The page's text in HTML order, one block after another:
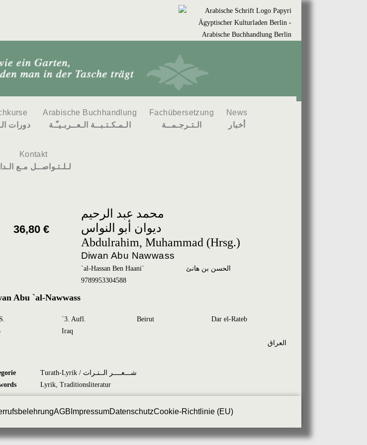
دورات
Arabische Buchhandlung
الـمـكـتـبــة الـعــربـيـّـة
Fachübersetzung
الـتـرجـمــة
News
أخبار
Kontakt
لـلـتـواصــل مـع
36,80 €
محمد عبد الرحيم
ديوان أبو النواس
Abdulrahim, Muhammad (Hrsg.)
Diwan Abu Nawwass
`al-Hassan Ben Haani`
الحسن بن هانئ
9789953304588
Abu `al-Nawwass
`3. Aufl. Beirut
Dar el-Rateb
Iraq
العراق
Turath-Lyrik / شـــعــــر الــتـراث
Lyrik ,Traditionsliteratur
AGB ImpressumDatenschutzCookie-Richtlinie (EU)